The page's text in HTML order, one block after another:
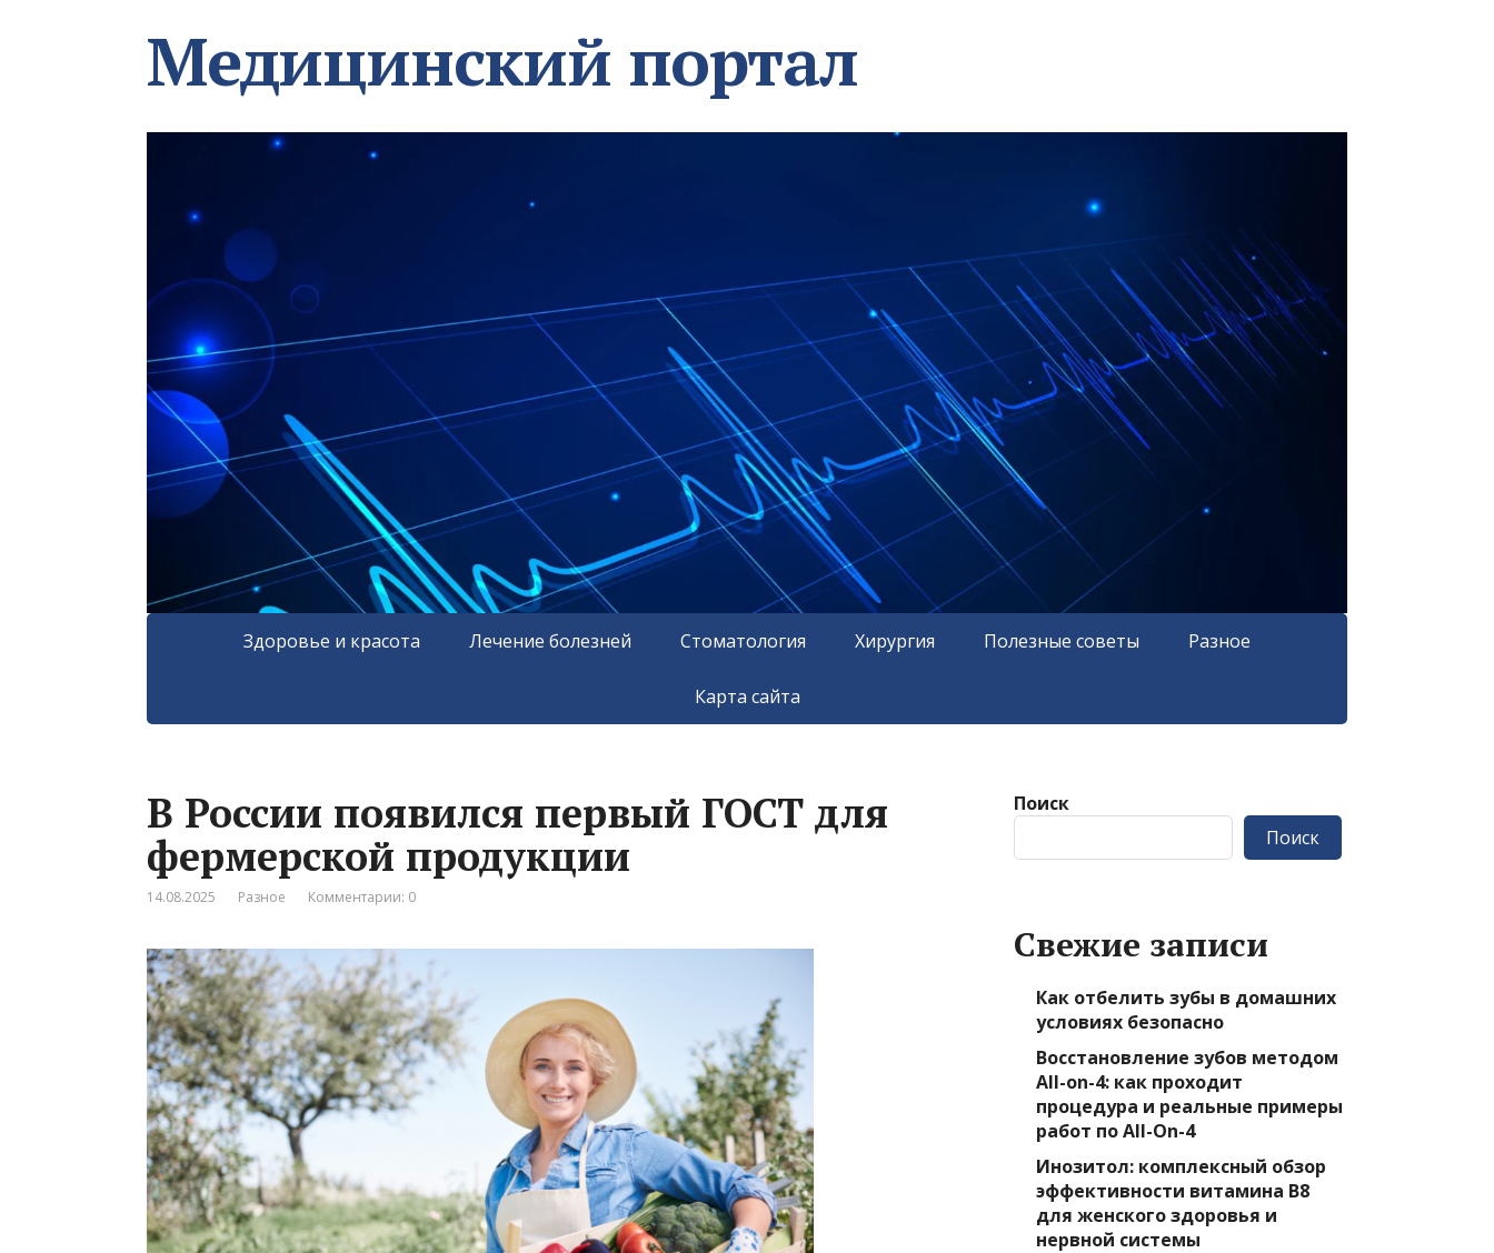
Медицинский портал
Здоровье и красота Лечение болезней Стоматология Хирургия Полезные советы Разное
Карта сайта
В России появился первый ГОСТ для
фермерской продукции
14.08.2025 Разное Комментарии: 0
Поиск
Поиск
Свежие записи
Как отбелить зубы в домашних
условиях безопасно
Восстановление зубов методом
All-on-4: как проходит
процедура и реальные примеры
работ по All-On-4
Инозитол: комплексный обзор
эффективности витамина B8
для женского здоровья и
нервной системы